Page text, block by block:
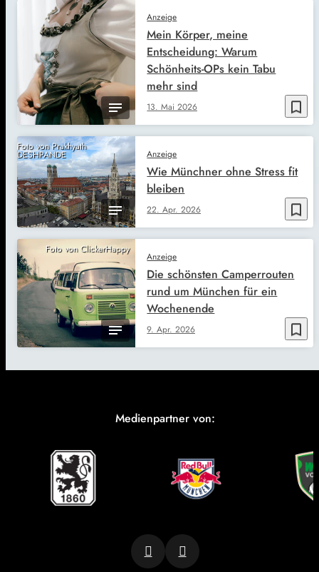
bookmark_border
Anzeige
13. Mai 2026
Mein Körper, meine
Entscheidung: Warum
Schönheits-OPs kein Tabu
mehr sind
Foto von Prakhyath
DESHPANDE
bookmark_border
Anzeige
22. Apr. 2026
Wie Münchner ohne Stress fit
bleiben
Foto von ClickerHappy
bookmark_border
Anzeige
9. Apr. 2026
Die schönsten Camperrouten
rund um München für ein
Wochenende
Medienpartner von: